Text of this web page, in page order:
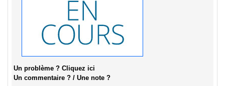
Un problème ? Cliquez ici
Un commentaire ? / Une note ?